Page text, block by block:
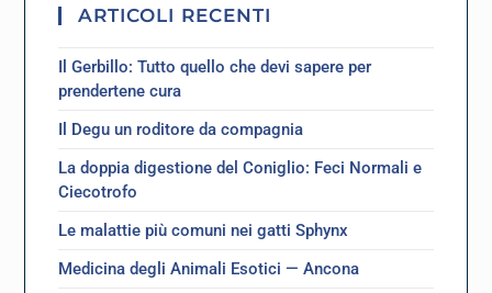
ARTICOLI RECENTI
Il Gerbillo: Tutto quello che devi sapere per
prendertene cura
Il Degu un roditore da compagnia
La doppia digestione del Coniglio: Feci Normali e
Ciecotrofo
Le malattie più comuni nei gatti Sphynx
Medicina degli Animali Esotici — Ancona